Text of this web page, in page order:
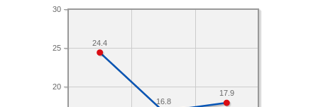
20
25
30
17.9
16.8
24.4